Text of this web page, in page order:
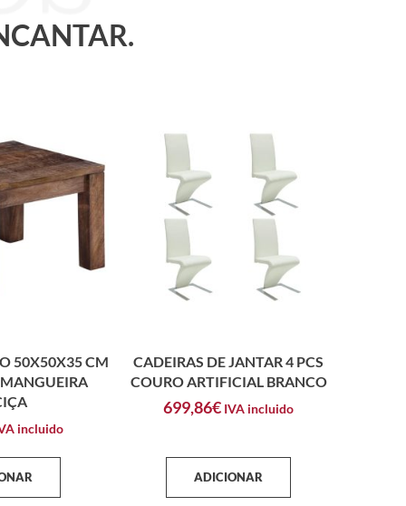
50X50X35 CM
incluido
CADEIRAS DE JANTAR 4 PCS
COURO ARTIFICIAL BRANCO
699,86€ IVA incluido
ADICIONAR